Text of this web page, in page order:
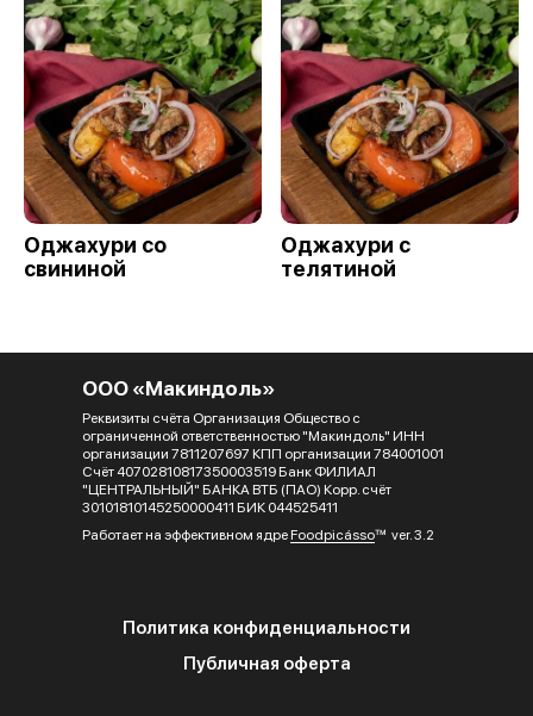
Оджахури со
свининой
Оджахури с
телятиной
ООО «Макиндоль»
Реквизиты счёта Организация Общество с
ограниченной ответственностью "Макиндоль" ИНН
организации 7811207697 КПП организации 784001001
Счёт 40702810817350003519 Банк ФИЛИАЛ
"ЦЕНТРАЛЬНЫЙ" БАНКА ВТБ (ПАО) Корр. счёт
30101810145250000411 БИК 044525411
Работает на эффективном ядреFoodpicássover. 3.2
Политика конфиденциальности
Публичная оферта